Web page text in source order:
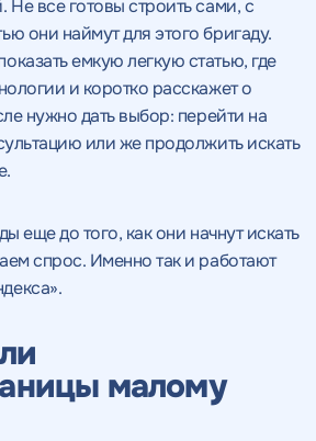
Не все готовы строить сами, с
они наймут для этого бригаду.
емкую легкую статью, где
и коротко расскажет о
нужно дать выбор: перейти на
или же продолжить искать
еще до того, как они начнут искать
спрос. Именно так и работают
малому